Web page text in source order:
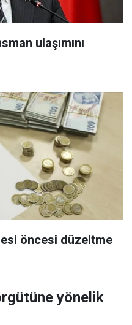
ulaşımını
öncesi düzeltme
yönelik